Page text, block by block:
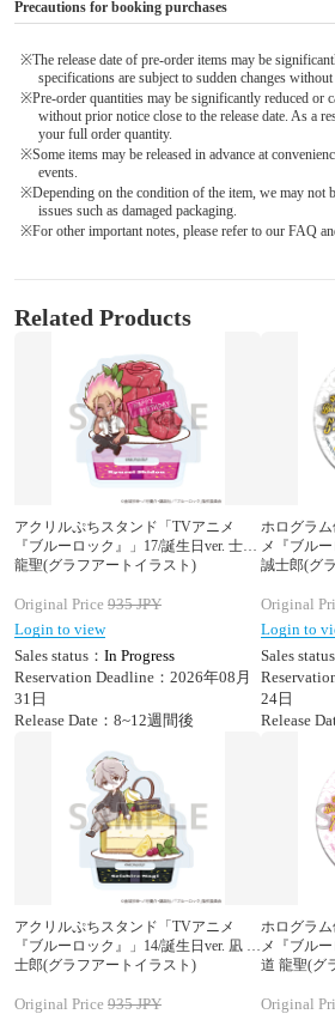
Precautions for booking purchases
※The release date of pre-order items may be
specifications are subject to sudden changes without
※Pre-order quantities may be significantly reduced or
without prior notice close to the release date. As a
your full order quantity.
※Some items may be released in advance at
events.
※Depending on the condition of the item, we may not
issues such as damaged packaging.
※For other important notes, please refer to our FAQ
Related Products
アクリルぷちスタンド「TVアニメ
『ブルーロック』」17/誕生日ver. 士道
龍聖(グラフアートイラスト)
Original Price 935JPY
Login to view
Sales status： In Progress
Reservation Deadline：2026年08月
31日
Release Date：8~12週間後
ホログラ
メ『ブル
誠士郎(グ
Original
Login to
Sales status
24日
Release
アクリルぷちスタンド「TVアニメ
『ブルーロック』」14/誕生日ver. 凪 誠
士郎(グラフアートイラスト)
Original Price 935JPY
ホログラ
メ『ブル
道 龍聖(グ
Original